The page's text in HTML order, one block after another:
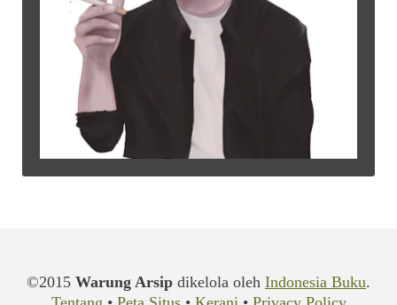
©2015 Warung Arsip dikelola oleh Indonesia Buku.